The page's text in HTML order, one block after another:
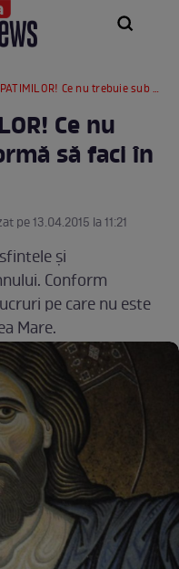
Ce nu trebuie sub nicio formă să faci în Vinerea Mare!
Ce nu
să faci în
pe 13.04.2015 la 11:21
şi
Conform
pe care nu este
Mare.